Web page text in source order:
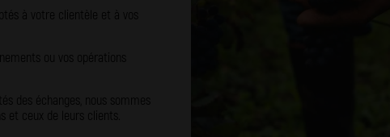
à votre clientèle et à vos
ou vos opérations
des échanges, nous sommes
ceux de leurs clients.